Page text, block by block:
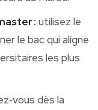
: utilisez le
le bac qui aligne
les plus
dès la